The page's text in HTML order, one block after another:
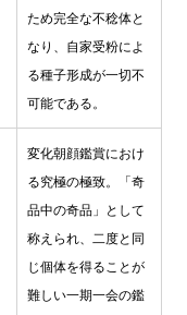
ため完全な不稔体と
なり、自家受粉によ
る種子形成が一切不
可能である。
変化朝顔鑑賞におけ
る究極の極致。「奇
品中の奇品」として
称えられ、二度と同
じ個体を得ることが
難しい一期一会の鑑